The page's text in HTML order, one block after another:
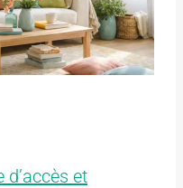
et